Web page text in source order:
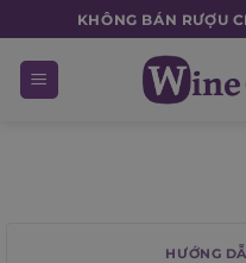
to
content
KHÔNG BÁN RƯỢU
HƯỚNG